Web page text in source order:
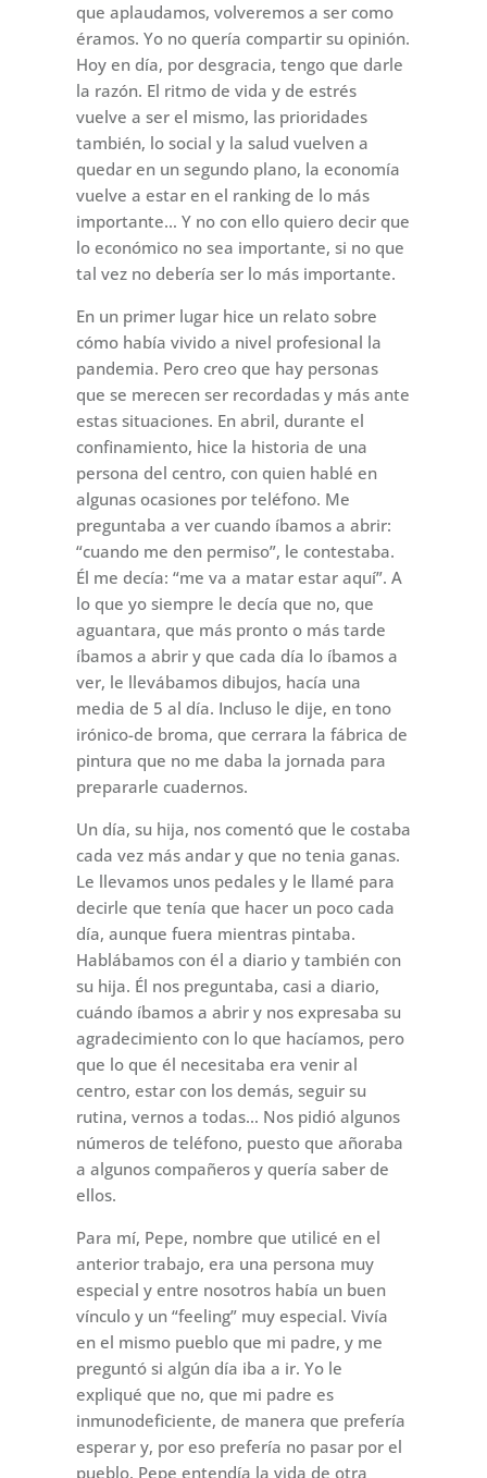
que aplaudamos, volveremos a ser como
éramos. Yo no quería compartir su opinión.
Hoy en día, por desgracia, tengo que darle
la razón. El ritmo de vida y de estrés
vuelve a ser el mismo, las prioridades
también, lo social y la salud vuelven a
quedar en un segundo plano, la economía
vuelve a estar en el ranking de lo más
importante… Y no con ello quiero decir que
lo económico no sea importante, si no que
tal vez no debería ser lo más importante.
En un primer lugar hice un relato sobre
cómo había vivido a nivel profesional la
pandemia. Pero creo que hay personas
que se merecen ser recordadas y más ante
estas situaciones. En abril, durante el
confinamiento, hice la historia de una
persona del centro, con quien hablé en
algunas ocasiones por teléfono. Me
preguntaba a ver cuando íbamos a abrir:
“cuando me den permiso”, le contestaba.
Él me decía: “me va a matar estar aquí”. A
lo que yo siempre le decía que no, que
aguantara, que más pronto o más tarde
íbamos a abrir y que cada día lo íbamos a
ver, le llevábamos dibujos, hacía una
media de 5 al día. Incluso le dije, en tono
irónico-de broma, que cerrara la fábrica de
pintura que no me daba la jornada para
prepararle cuadernos.
Un día, su hija, nos comentó que le costaba
cada vez más andar y que no tenia ganas.
Le llevamos unos pedales y le llamé para
decirle que tenía que hacer un poco cada
día, aunque fuera mientras pintaba.
Hablábamos con él a diario y también con
su hija. Él nos preguntaba, casi a diario,
cuándo íbamos a abrir y nos expresaba su
agradecimiento con lo que hacíamos, pero
que lo que él necesitaba era venir al
centro, estar con los demás, seguir su
rutina, vernos a todas… Nos pidió algunos
números de teléfono, puesto que añoraba
a algunos compañeros y quería saber de
ellos.
Para mí, Pepe, nombre que utilicé en el
anterior trabajo, era una persona muy
especial y entre nosotros había un buen
vínculo y un “feeling” muy especial. Vivía
en el mismo pueblo que mi padre, y me
preguntó si algún día iba a ir. Yo le
expliqué que no, que mi padre es
inmunodeficiente, de manera que prefería
esperar y, por eso prefería no pasar por el
pueblo. Pepe entendía la vida de otra